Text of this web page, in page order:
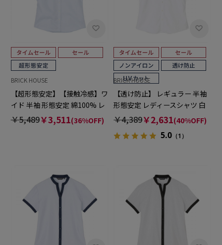
BRICK HOUSE
【超形態安定】【接触冷感】ワ
イド 半袖 形態安定 綿100% レ
ディースシャツ
￥5,489￥3,511(36%OFF)
BRICK HOUSE
【透け防止】 レギュラー 半袖
形態安定 レディースシャツ 白
無地
￥4,389￥2,631(40%OFF)
5.0 （1）